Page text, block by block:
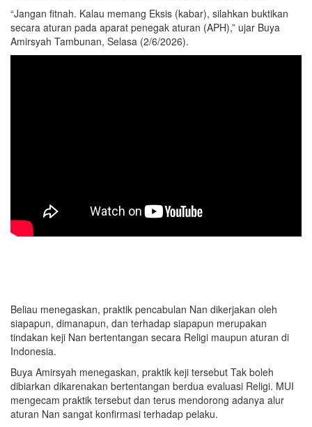
“Jangan fitnah. Kalau memang Eksis (kabar), silahkan buktikan
secara aturan pada aparat penegak aturan (APH),” ujar Buya
Amirsyah Tambunan, Selasa (2/6/2026).
Beliau menegaskan, praktik pencabulan Nan dikerjakan oleh
siapapun, dimanapun, dan terhadap siapapun merupakan
tindakan keji Nan bertentangan secara Religi maupun aturan di
Indonesia.
Buya Amirsyah menegaskan, praktik keji tersebut Tak boleh
dibiarkan dikarenakan bertentangan berdua evaluasi Religi. MUI
mengecam praktik tersebut dan terus mendorong adanya alur
aturan Nan sangat konfirmasi terhadap pelaku.